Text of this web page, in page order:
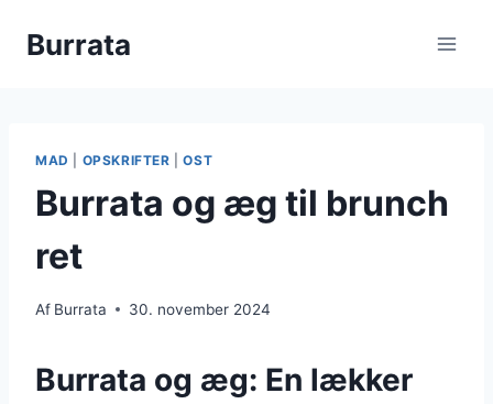
Burrata
MAD OPSKRIFTER |OST
Burrata og æg til brunch
ret
Af Burrata 30. november 2024
Burrata og æg: En lækker